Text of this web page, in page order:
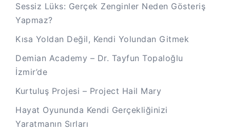
Sessiz Lüks: Gerçek Zenginler Neden Gösteriş
Yapmaz?
Kısa Yoldan Değil, Kendi Yolundan Gitmek
Demian Academy – Dr. Tayfun Topaloğlu
İzmir’de
Kurtuluş Projesi – Project Hail Mary
Hayat Oyununda Kendi Gerçekliğinizi
Yaratmanın Sırları